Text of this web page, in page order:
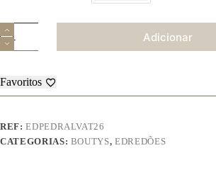
Quantidade
de
Colcha
Adicionar
Favoritos
REF:EDPEDRALVAT26
CATEGORIAS: BOUTYS,EDREDÕES